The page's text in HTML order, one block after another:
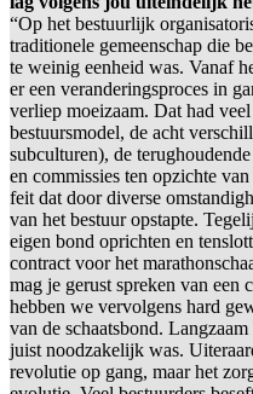
“Op het bestuurlijk
traditionele gemeenschap die
te weinig eenheid was. Vanaf
er een veranderingsproces in
verliep moeizaam. Dat had
bestuursmodel, de acht
subculturen), de
en commissies ten opzichte
feit dat door diverse
van het bestuur opstapte.
eigen bond oprichten en
contract voor het
mag je gerust spreken van een
hebben we vervolgens hard
van de schaatsbond.
juist noodzakelijk was.
revolutie op gang, maar het